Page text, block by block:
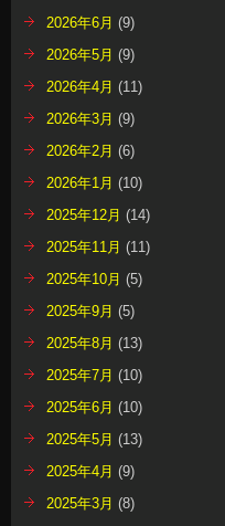
2026年6月 (9)
2026年5月 (9)
2026年4月 (11)
2026年3月 (9)
2026年2月 (6)
2026年1月 (10)
2025年12月 (14)
2025年11月 (11)
2025年10月 (5)
2025年9月 (5)
2025年8月 (13)
2025年7月 (10)
2025年6月 (10)
2025年5月 (13)
2025年4月 (9)
2025年3月 (8)